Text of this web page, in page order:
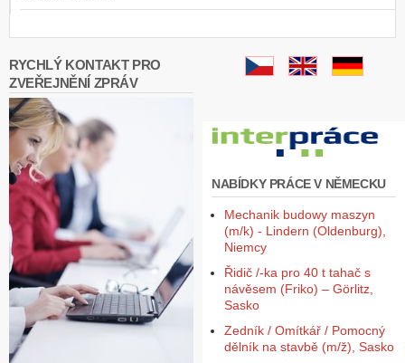
RYCHLÝ KONTAKT PRO
ZVEŘEJNĚNÍ ZPRÁV
NABÍDKY PRÁCE V NĚMECKU
Mechanik budowy maszyn
(m/k) - Lindern (Oldenburg),
Niemcy
Řidič /-ka pro 40 t tahač s
návěsem (Friko) – Görlitz,
Sasko
Zedník / Omítkář / Pomocný
dělník na stavbě (m/ž), Sasko